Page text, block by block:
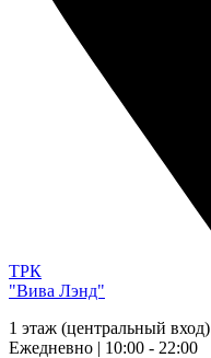
ТРК
"Вива Лэнд"
1 этаж (центральный вход)
Ежедневно | 10:00 - 22:00